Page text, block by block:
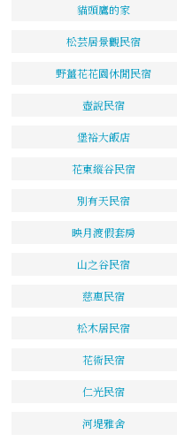
貓頭鷹的家
松芸居景觀民宿
野薑花花園休閒民宿
壺說民宿
堡裕大飯店
花東縱谷民宿
別有天民宿
映月渡假套房
山之谷民宿
慈惠民宿
松木居民宿
花術民宿
仁光民宿
河堤雅舍